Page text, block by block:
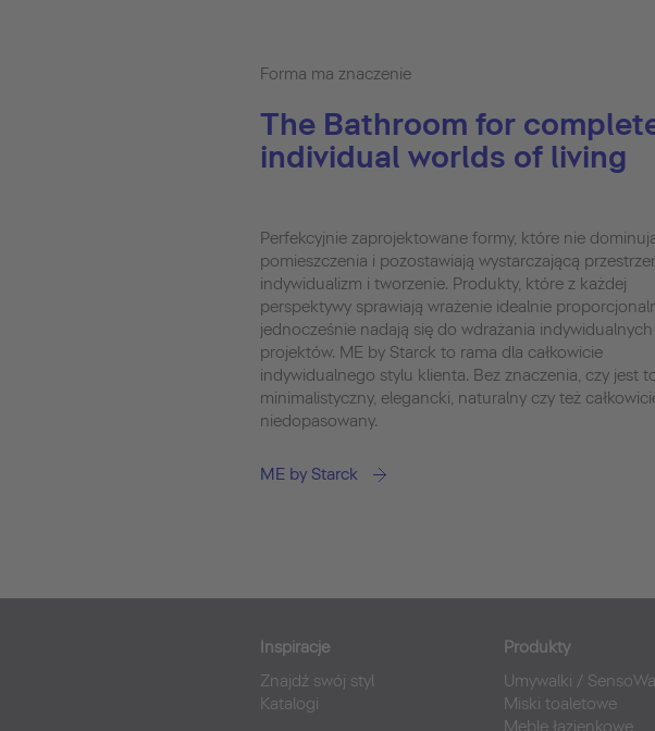
Forma ma znaczenie
The Bathroom for
individual worlds of living
Perfekcyjnie zaprojektowane formy, które nie
pomieszczenia i pozostawiają wystarczającą
indywidualizm i tworzenie. Produkty, które z każdej
perspektywy sprawiają wrażenie idealnie
jednocześnie nadają się do wdrażania indywidualnych
projektów. ME by Starck to rama dla całkowicie
indywidualnego stylu klienta. Bez znaczenia, czy jest
minimalistyczny, elegancki, naturalny czy też
niedopasowany.
ME by Starck
Inspiracje
Znajdź swój styl
Katalogi
Produkty
Umywalki /
Miski toaletowe
Meble łazienkowe